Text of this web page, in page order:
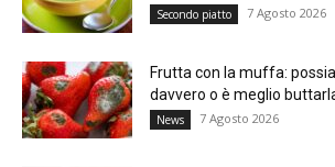
Secondo piatto 7 Agosto 2026
Frutta con la muffa:
davvero o è meglio
News 7 Agosto 2026